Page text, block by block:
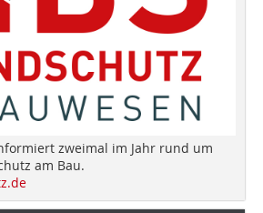
zweimal im Jahr rund um
am Bau.